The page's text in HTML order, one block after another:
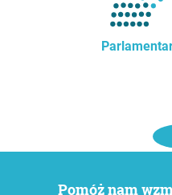
Pomóż nam wzmocnić uczestnictwo